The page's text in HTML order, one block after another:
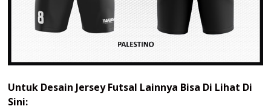
Untuk Desain Jersey Futsal Lainnya Bisa Di Lihat Di
Sini: